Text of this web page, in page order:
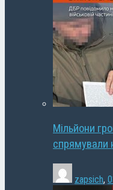
Мільйони
спрямували
zapsich,